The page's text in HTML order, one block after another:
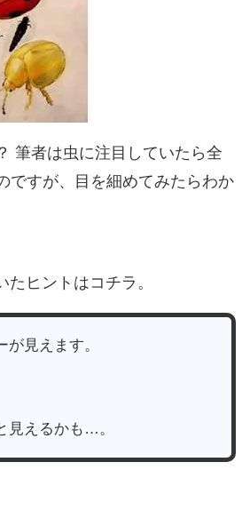
筆者は虫に注目していたら全
ですが、目を細めてみたらわか
ヒントはコチラ。
見えます。
見えるかも…。